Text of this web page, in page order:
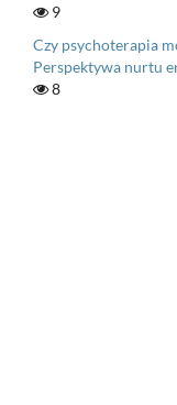
9
Czy psychoterapia
Perspektywa nurtu
8